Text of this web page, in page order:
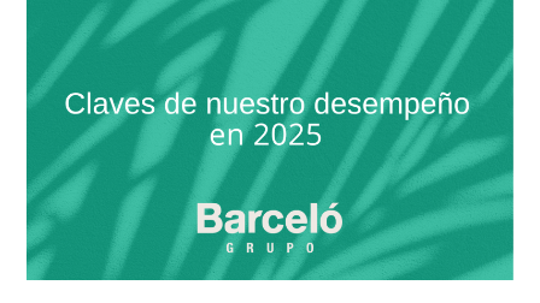
millones
2025,
un
récord
de
ingresos,
hasta
los
7.867,5
millones